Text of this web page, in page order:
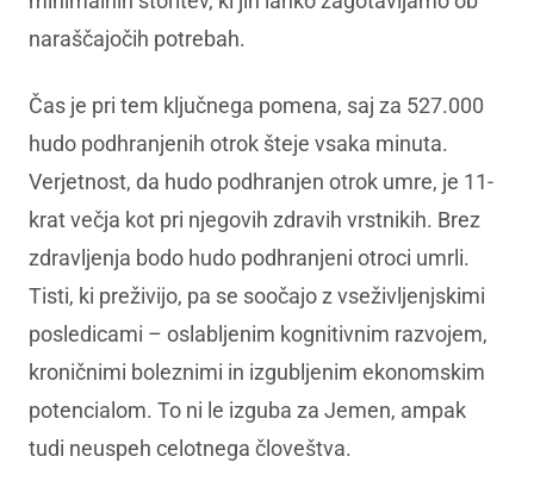
naraščajočih potrebah.
Čas je pri tem ključnega pomena, saj za 527.000
hudo podhranjenih otrok šteje vsaka minuta.
Verjetnost, da hudo podhranjen otrok umre, je 11-
krat večja kot pri njegovih zdravih vrstnikih. Brez
zdravljenja bodo hudo podhranjeni otroci umrli.
Tisti, ki preživijo, pa se soočajo z vseživljenjskimi
posledicami – oslabljenim kognitivnim razvojem,
kroničnimi boleznimi in izgubljenim ekonomskim
potencialom. To ni le izguba za Jemen, ampak
tudi neuspeh celotnega človeštva.